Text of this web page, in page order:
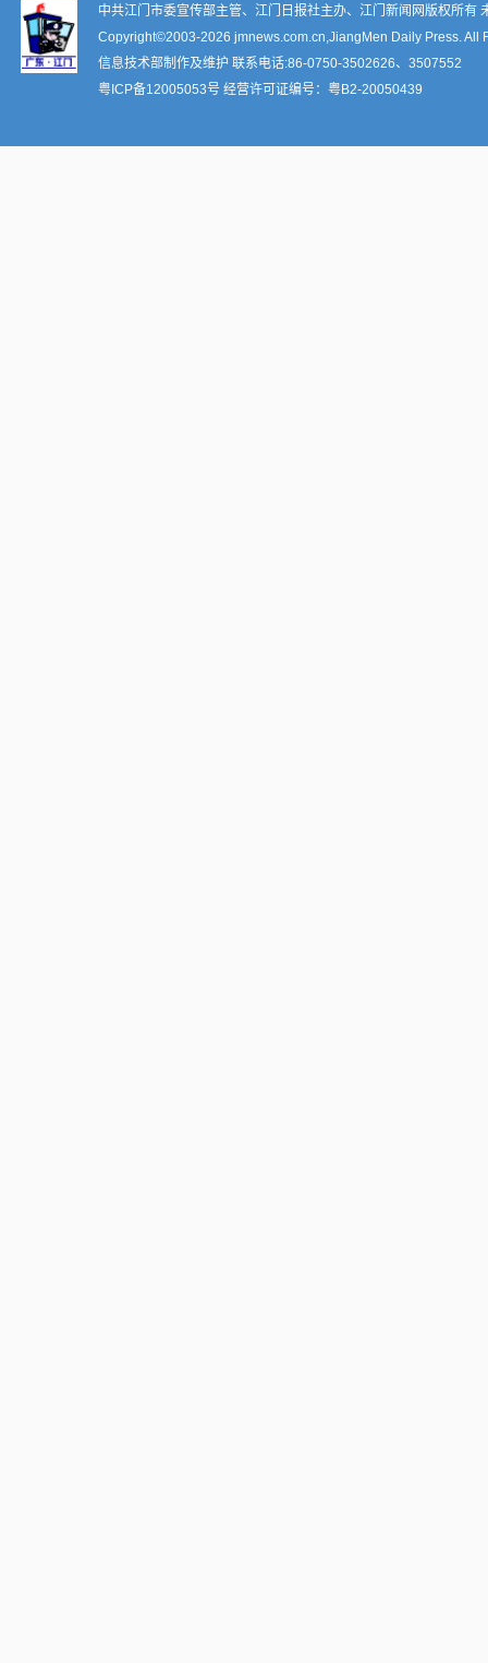
中共江门市委宣传部主管、江门日报社主办、江门新闻网版权所有
Copyright©2003-2026 jmnews.com.cn,JiangMen Daily Press. All
信息技术部制作及维护 联系电话:86-0750-3502626、3507552
粤ICP备12005053号 经营许可证编号： 粤B2-20050439